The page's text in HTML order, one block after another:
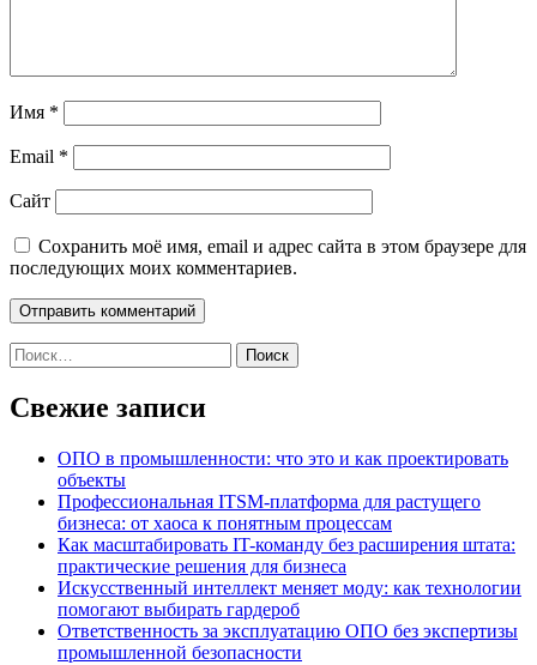
Имя *
Email *
Сайт
Сохранить моё имя, email и адрес сайта в этом браузере для
последующих моих комментариев.
Найти:
Свежие записи
ОПО в промышленности: что это и как проектировать
объекты
Профессиональная ITSM-платформа для растущего
бизнеса: от хаоса к понятным процессам
Как масштабировать IT-команду без расширения штата:
практические решения для бизнеса
Искусственный интеллект меняет моду: как технологии
помогают выбирать гардероб
Ответственность за эксплуатацию ОПО без экспертизы
промышленной безопасности